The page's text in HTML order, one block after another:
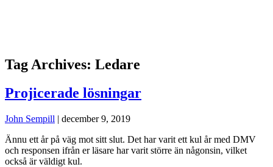
Tag Archives: Ledare
Projicerade lösningar
John Sempill | december 9, 2019
Ännu ett år på väg mot sitt slut. Det har varit ett kul år med DMV
och responsen ifrån er läsare har varit större än någonsin, vilket
också är väldigt kul.